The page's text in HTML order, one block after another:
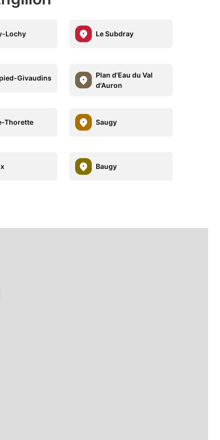
Lochy Le Subdray
Givaudins
Plan d'Eau du Val
d'Auron
Thorette Saugy
Baugy